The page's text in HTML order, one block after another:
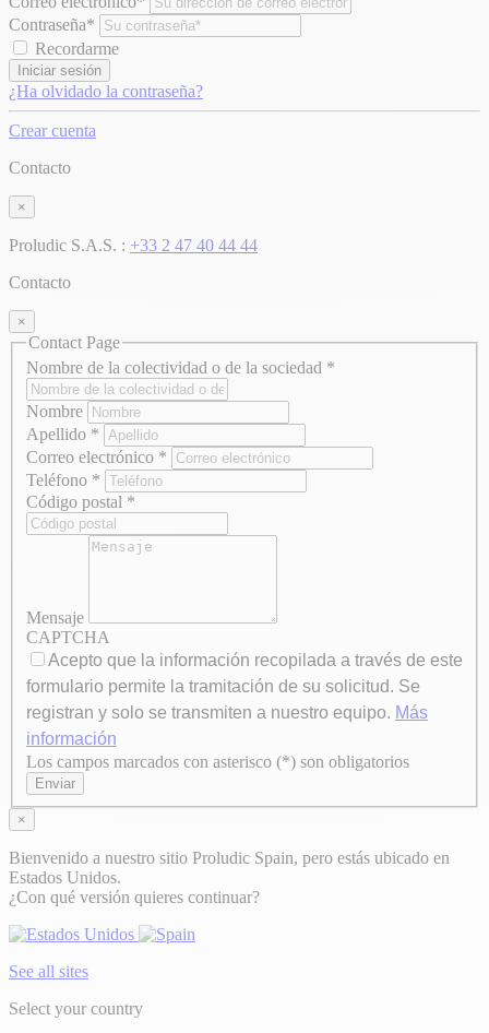
Contraseña*
Recordarme
Iniciar sesión
¿Ha olvidado la contraseña?
Crear cuenta
Contacto
×
Proludic S.A.S. : +33 2 47 40 44 44
Contacto
×
Contact Page
Nombre de la colectividad o de la sociedad *
Nombre
Apellido *
Correo electrónico *
Teléfono *
Código postal *
Mensaje
CAPTCHA
Acepto que la información recopilada a través de este
formulario permite la tramitación de su solicitud. Se
registran y solo se transmiten a nuestro equipo. Más
información
Axeptio consent
Los campos marcados con asterisco (*) son obligatorios
Enviar
×
Bienvenido a nuestro sitio Proludic Spain, pero estás ubicado en
Estados Unidos.
¿Con qué versión quieres continuar?
See all sites
Select your country